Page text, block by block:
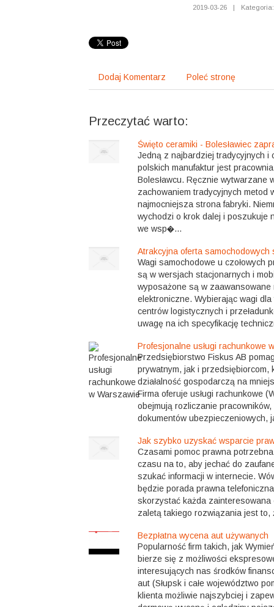
2019-03-26 |
Dodaj Komentarz Poleć stronę
Przeczytać warto:
Święto ceramiki - Bolesławiec
Jedną z najbardziej tradycyjnych i
polskich manufaktur jest
Bolesławcu. Ręcznie wytwarzane
zachowaniem tradycyjnych metod
najmocniejsza strona fabryki.
wychodzi o krok dalej i poszukuje
we wsp�...
Atrakcyjna oferta samochodowych
Wagi samochodowe u czołowych
są w wersjach stacjonarnych i
wyposażone są w zaawansowane
elektroniczne. Wybierając wagi
centrów logistycznych i
uwagę na ich specyfikację
Profesjonalne usługi rachunkowe
Przedsiębiorstwo Fiskus AB
prywatnym, jak i przedsiębiorcom,
działalność gospodarczą na
Firma oferuje usługi rachunkowe
obejmują rozliczanie
dokumentów ubezpieczeniowych,
Jak szybko uzyskać wsparcie
Czasami pomoc prawna
czasu na to, aby jechać do
szukać informacji w internecie.
będzie porada prawna
skorzystać każda zainteresowana
zaletą takiego rozwiązania jest to,
Bezpłatna wycena aut używanych
Popularność firm takich, jak
bierze się z możliwości
interesujących nas środków
aut (Słupsk i całe województwo
klienta możliwie najszybciej i